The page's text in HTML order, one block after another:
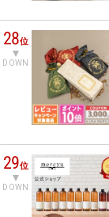
28位
DOWN
29位
DOWN